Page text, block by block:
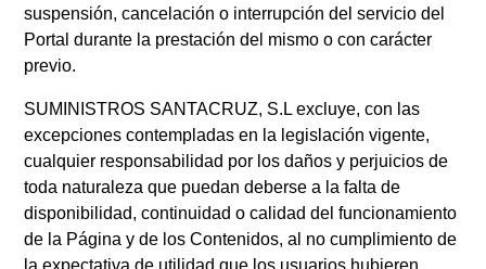
suspensión, cancelación o interrupción del servicio del
Portal durante la prestación del mismo o con carácter
previo.
SUMINISTROS SANTACRUZ, S.L excluye, con las
excepciones contempladas en la legislación vigente,
cualquier responsabilidad por los daños y perjuicios de
toda naturaleza que puedan deberse a la falta de
disponibilidad, continuidad o calidad del funcionamiento
de la Página y de los Contenidos, al no cumplimiento de
la expectativa de utilidad que los usuarios hubieren